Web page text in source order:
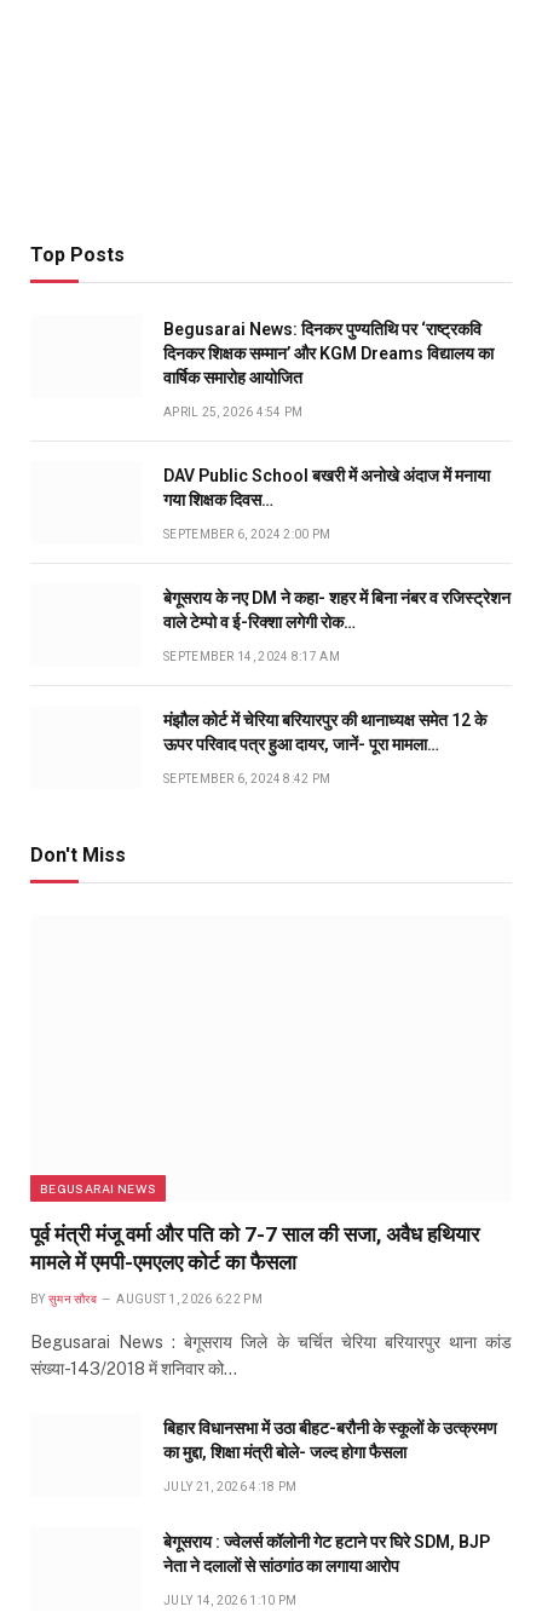
Top Posts
Begusarai News: दिनकर पुण्यतिथि पर ‘राष्ट्रकवि
दिनकर शिक्षक सम्मान’ और KGM Dreams विद्यालय का
वार्षिक समारोह आयोजित
APRIL 25, 2026 4:54 PM
DAV Public School बखरी में अनोखे अंदाज में मनाया
गया शिक्षक दिवस…
SEPTEMBER 6, 2024 2:00 PM
बेगूसराय के नए DM ने कहा- शहर में बिना नंबर व रजिस्ट्रेशन
वाले टेम्पो व ई-रिक्शा लगेगी रोक…
SEPTEMBER 14, 2024 8:17 AM
मंझौल कोर्ट में चेरिया बरियारपुर की थानाध्यक्ष समेत 12 के
ऊपर परिवाद पत्र हुआ दायर, जानें- पूरा मामला…
SEPTEMBER 6, 2024 8:42 PM
Don't Miss
BEGUSARAI NEWS
पूर्व मंत्री मंजू वर्मा और पति को 7-7 साल की सजा, अवैध हथियार
मामले में एमपी-एमएलए कोर्ट का फैसला
BY सुमन सौरब AUGUST 1, 2026 6:22 PM
Begusarai News : बेगूसराय जिले के चर्चित चेरिया बरियारपुर थाना कांड
संख्या-143/2018 में शनिवार को…
बिहार विधानसभा में उठा बीहट-बरौनी के स्कूलों के उत्क्रमण
का मुद्दा, शिक्षा मंत्री बोले- जल्द होगा फैसला
JULY 21, 2026 4:18 PM
बेगूसराय : ज्वेलर्स कॉलोनी गेट हटाने पर घिरे SDM, BJP
नेता ने दलालों से सांठगांठ का लगाया आरोप
JULY 14, 2026 1:10 PM